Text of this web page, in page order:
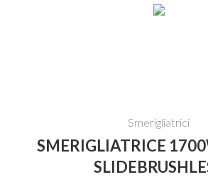
Smerigliatrici
SMERIGLIATRICE